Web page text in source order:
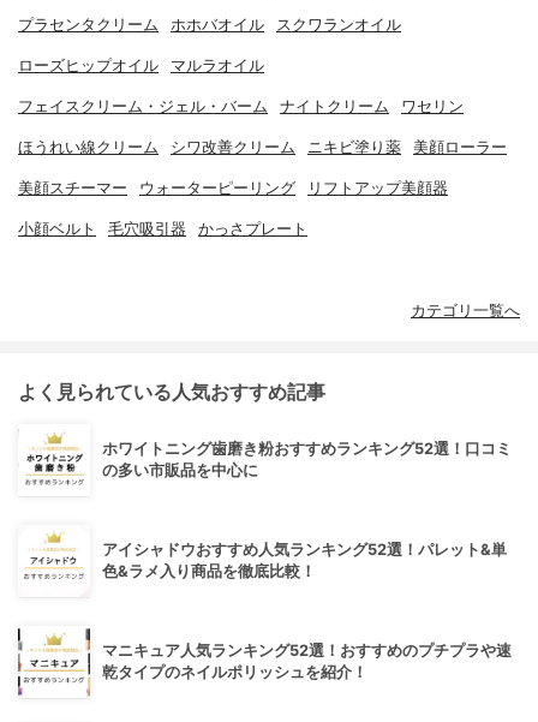
プラセンタクリーム ホホバオイル スクワランオイル
ローズヒップオイル マルラオイル
フェイスクリーム・ジェル・バーム ナイトクリーム ワセリン
ほうれい線クリーム シワ改善クリーム ニキビ塗り薬 美顔ローラー
美顔スチーマー ウォーターピーリング リフトアップ美顔器
小顔ベルト 毛穴吸引器 かっさプレート
カテゴリ一覧へ
よく見られている人気おすすめ記事
ホワイトニング歯磨き粉おすすめランキング52選！口コミ
の多い市販品を中心に
アイシャドウおすすめ人気ランキング52選！パレット&単
色&ラメ入り商品を徹底比較！
マニキュア人気ランキング52選！おすすめのプチプラや速
乾タイプのネイルポリッシュを紹介！